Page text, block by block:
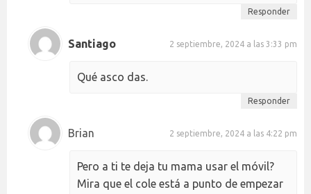
Responder
Santiago 2 septiembre, 2024 a las 3:33 pm
Qué asco das.
Responder
Brian 2 septiembre, 2024 a las 4:22 pm
Pero a ti te deja tu mama usar el móvil?
Mira que el cole está a punto de empezar